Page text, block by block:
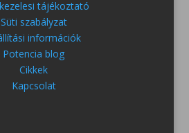
tájékoztató
Süti szabályzat
információk
Potencia blog
Cikkek
Kapcsolat